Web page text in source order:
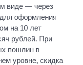
виде — через
для оформления
на 10 лет
рублей. При
пошлин в
уровне, скидка